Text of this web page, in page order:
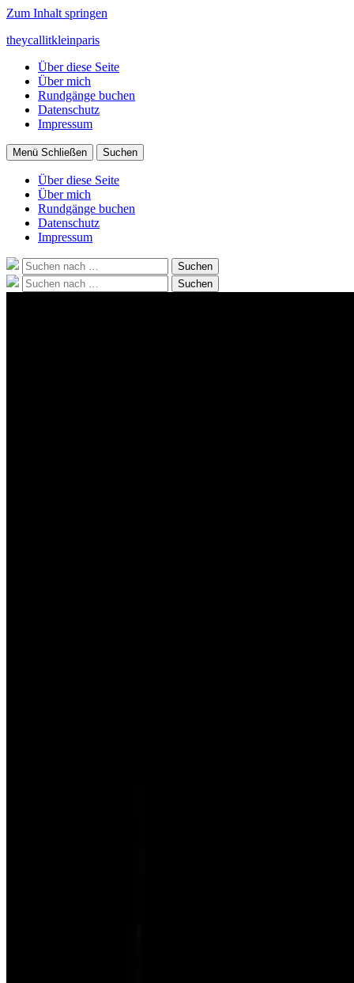
Zum Inhalt springen
theycallitkleinparis
Über diese Seite
Über mich
Rundgänge buchen
Datenschutz
Impressum
Menü Schließen Suchen
Über diese Seite
Über mich
Rundgänge buchen
Datenschutz
Impressum
Suche
nach:
Suchen
Suche
nach:
Suchen